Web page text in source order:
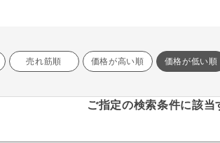
売れ筋順 価格が高い順 価格が低い順
ご指定の検索条件に該